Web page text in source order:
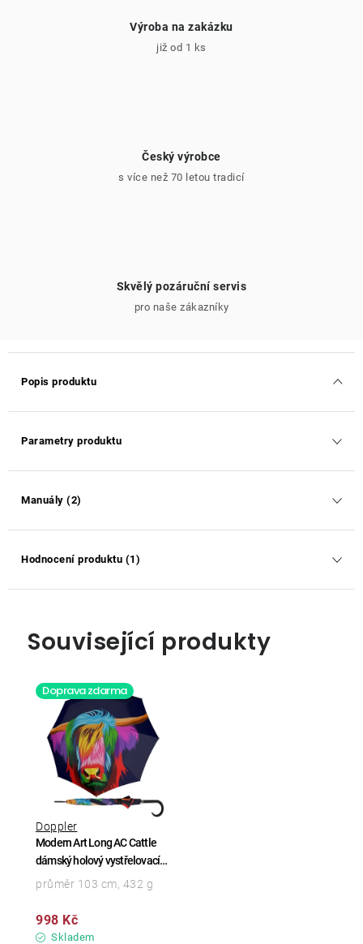
Výroba na zakázku
již od 1 ks
Český výrobce
s více než 70 letou tradicí
Skvělý pozáruční servis
pro naše zákazníky
Popis produktu
Parametry produktu
Manuály (2)
Hodnocení produktu (1)
Související produkty
Doprava zdarma
Modern Art Long AC Cattle
dámský holový vystřelovací
deštník
Doppler
Skladem
998 Kč
průměr 103 cm, 432 g